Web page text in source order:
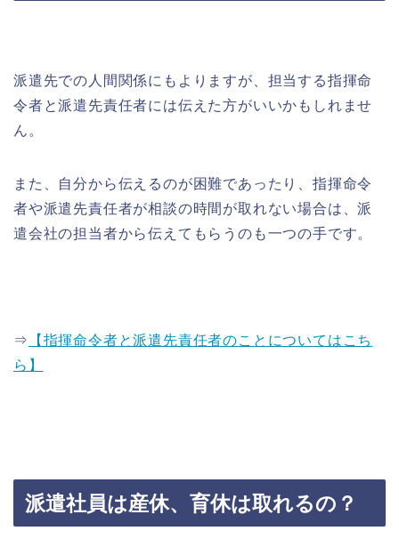
派遣先での人間関係にもよりますが、担当する指揮命
令者と派遣先責任者には伝えた方がいいかもしれませ
ん。
また、自分から伝えるのが困難であったり、指揮命令
者や派遣先責任者が相談の時間が取れない場合は、派
遣会社の担当者から伝えてもらうのも一つの手です。
⇒
【指揮命令者と派遣先責任者のことについてはこち
ら】
派遣社員は産休、育休は取れるの？